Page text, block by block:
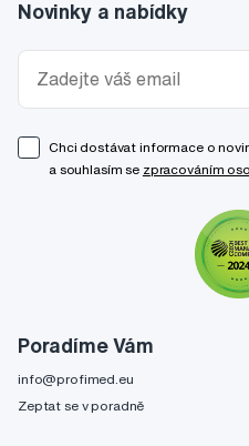
Poradíme Vám
info@profimed.eu
Zeptat se v poradně
Novinky a nabídky
Chci dostávat informace o
a souhlasím se zpracováním